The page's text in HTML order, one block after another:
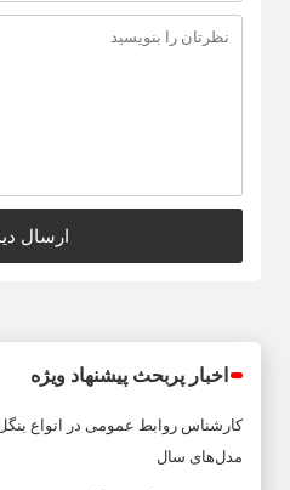
اخبار پربحث پیشنهاد ویژه
کارشناس روابط عمومی در
انواع
مدل‌های سال